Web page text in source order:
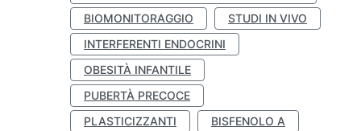
BIOMONITORAGGIO
STUDI IN VIVO
INTERFERENTI ENDOCRINI
OBESITÀ INFANTILE
PUBERTÀ PRECOCE
PLASTICIZZANTI
BISFENOLO A